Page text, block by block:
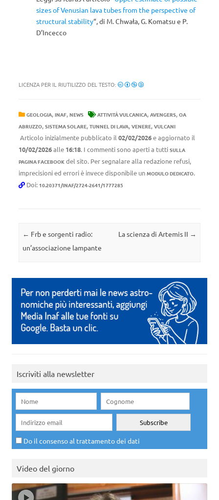
sizes of Venusian lava tubes from the perspective of
structural stability“, di M. Chwała, G. Komatsu e P.
D’Incecco
LICENZA PER IL RIUTILIZZO DEL TESTO:
GEOLOGIA, INAF, NEWS ATTIVITÀ VULCANICA, AVENGERS, OA
ABRUZZO, SISTEMA SOLARE, TUNNEL DI LAVA, VENERE, VULCANI
Articolo inizialmente pubblicato il 02/02/2026e aggiornato il
10/02/2026alle 16:18. I commenti sono aperti a tutti SULLA
PAGINA FACEBOOK del sito. Per segnalare alla redazione refusi,
imprecisioni ed errori è invece disponibile un MODULO DEDICATO.
Doi: 10.20371/INAF/2724-2641/1777285
Navigazione articolo
← Frb e sorgenti radio:
un’associazione lampante
La scienza di Artemis II →
Iscriviti alla newsletter
Do il consenso al trattamento dei dati
Video del giorno